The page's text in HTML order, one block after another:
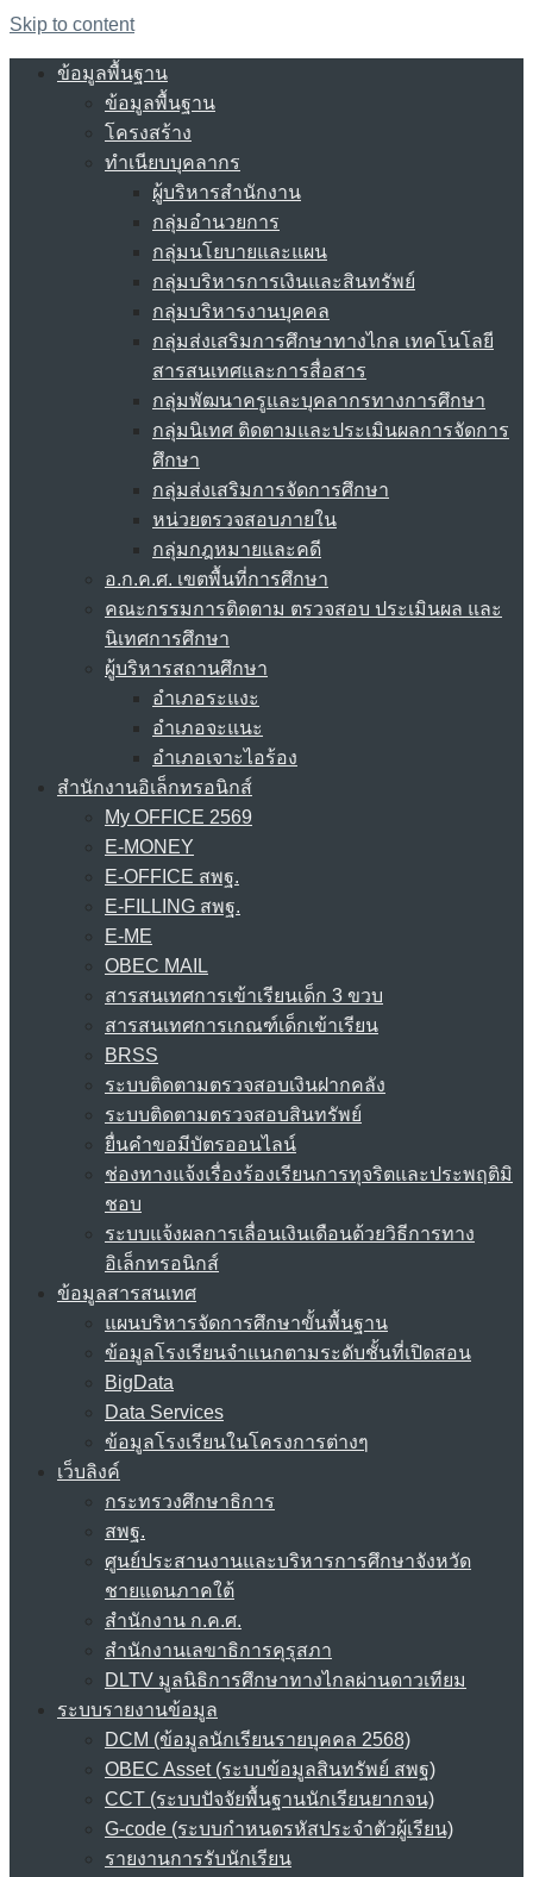
Skip to content
ข้อมูลพื้นฐาน
ข้อมูลพื้นฐาน
โครงสร้าง
ทำเนียบบุคลากร
ผู้บริหารสำนักงาน
กลุ่มอำนวยการ
กลุ่มนโยบายและแผน
กลุ่มบริหารการเงินและสินทรัพย์
กลุ่มบริหารงานบุคคล
กลุ่มส่งเสริมการศึกษาทางไกล เทคโนโลยี
สารสนเทศและการสื่อสาร
กลุ่มพัฒนาครูและบุคลากรทางการศึกษา
กลุ่มนิเทศ ติดตามและประเมินผลการจัดการ
ศึกษา
กลุ่มส่งเสริมการจัดการศึกษา
หน่วยตรวจสอบภายใน
กลุ่มกฎหมายและคดี
อ.ก.ค.ศ. เขตพื้นที่การศึกษา
คณะกรรมการติดตาม ตรวจสอบ ประเมินผล และ
นิเทศการศึกษา
ผู้บริหารสถานศึกษา
อำเภอระแงะ
อำเภอจะแนะ
อำเภอเจาะไอร้อง
สำนักงานอิเล็กทรอนิกส์
My OFFICE 2569
E-MONEY
E-OFFICE สพฐ.
E-FILLING สพฐ.
E-ME
OBEC MAIL
สารสนเทศการเข้าเรียนเด็ก 3 ขวบ
สารสนเทศการเกณฑ์เด็กเข้าเรียน
BRSS
ระบบติดตามตรวจสอบเงินฝากคลัง
ระบบติดตามตรวจสอบสินทรัพย์
ยื่นคำขอมีบัตรออนไลน์
ช่องทางแจ้งเรื่องร้องเรียนการทุจริตและประพฤติมิ
ชอบ
ระบบแจ้งผลการเลื่อนเงินเดือนด้วยวิธีการทาง
อิเล็กทรอนิกส์
ข้อมูลสารสนเทศ
แผนบริหารจัดการศึกษาขั้นพื้นฐาน
ข้อมูลโรงเรียนจำแนกตามระดับชั้นที่เปิดสอน
BigData
Data Services
ข้อมูลโรงเรียนในโครงการต่างๆ
เว็บลิงค์
กระทรวงศึกษาธิการ
สพฐ.
ศูนย์ประสานงานและบริหารการศึกษาจังหวัด
ชายแดนภาคใต้
สำนักงาน ก.ค.ศ.
สำนักงานเลขาธิการคุรุสภา
DLTV มูลนิธิการศึกษาทางไกลผ่านดาวเทียม
ระบบรายงานข้อมูล
DCM (ข้อมูลนักเรียนรายบุคคล 2568)
OBEC Asset (ระบบข้อมูลสินทรัพย์ สพฐ)
CCT (ระบบปัจจัยพื้นฐานนักเรียนยากจน)
G-code (ระบบกำหนดรหัสประจำตัวผู้เรียน)
รายงานการรับนักเรียน